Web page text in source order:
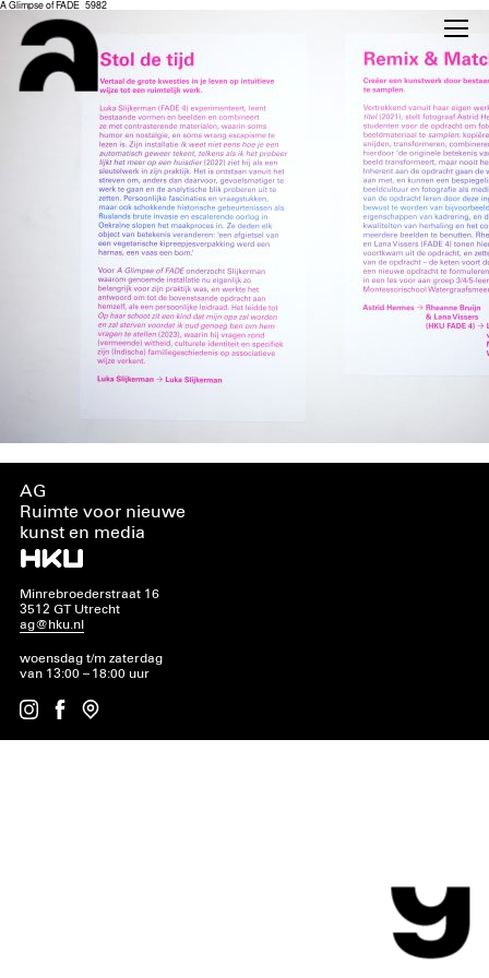
A Glimpse of FADE_5982
AG
Ruimte voor nieuwe
kunst en media
Minrebroederstraat 16
3512 GT Utrecht
ag@hku.nl
woensdag t/m zaterdag
van 13:00 – 18:00 uur